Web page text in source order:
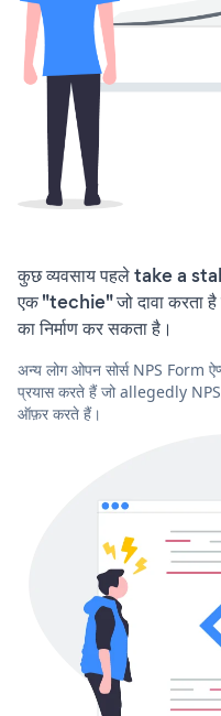
कुछ व्यवसाय पहले take a
एक "techie" जो दावा
का निर्माण कर सकता है।
अन्य लोग ओपन सोर्स NPS Form
प्रयास करते हैं जो allegedly
ऑफ़र करते हैं।